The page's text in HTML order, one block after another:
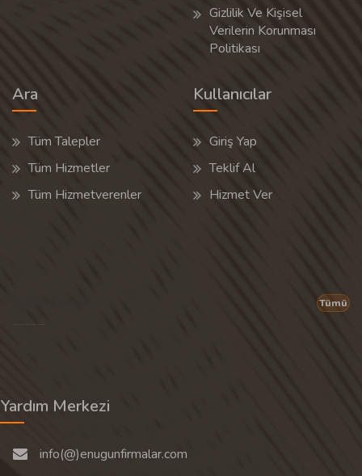
Gizlilik Ve Kişisel
Verilerin Korunması
Politikası
Ara
Tüm Talepler
Tüm Hizmetler
Tüm Hizmetverenler
Kullanıcılar
Giriş Yap
Teklif Al
Hizmet Ver
Tümü
Yardım Merkezi
info(@)enugunfirmalar.com